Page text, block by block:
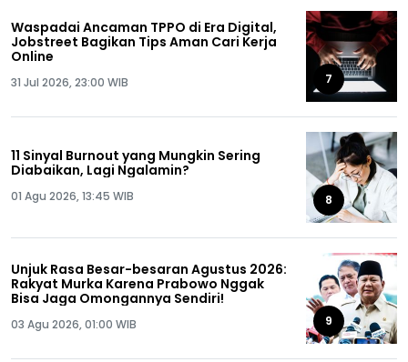
Waspadai Ancaman TPPO di Era Digital,
Jobstreet Bagikan Tips Aman Cari Kerja
Online
31 Jul 2026, 23:00 WIB 7
11 Sinyal Burnout yang Mungkin Sering
Diabaikan, Lagi Ngalamin?
01 Agu 2026, 13:45 WIB 8
Unjuk Rasa Besar-besaran Agustus 2026:
Rakyat Murka Karena Prabowo Nggak
Bisa Jaga Omongannya Sendiri!
03 Agu 2026, 01:00 WIB 9